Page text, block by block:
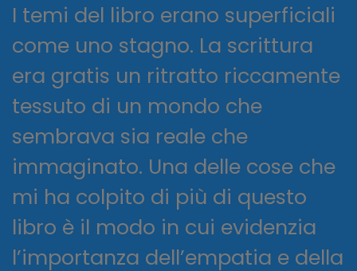
I temi del libro erano superficiali
come uno stagno. La scrittura
era gratis un ritratto riccamente
tessuto di un mondo che
sembrava sia reale che
immaginato. Una delle cose che
mi ha colpito di più di questo
libro è il modo in cui evidenzia
l’importanza dell’empatia e della